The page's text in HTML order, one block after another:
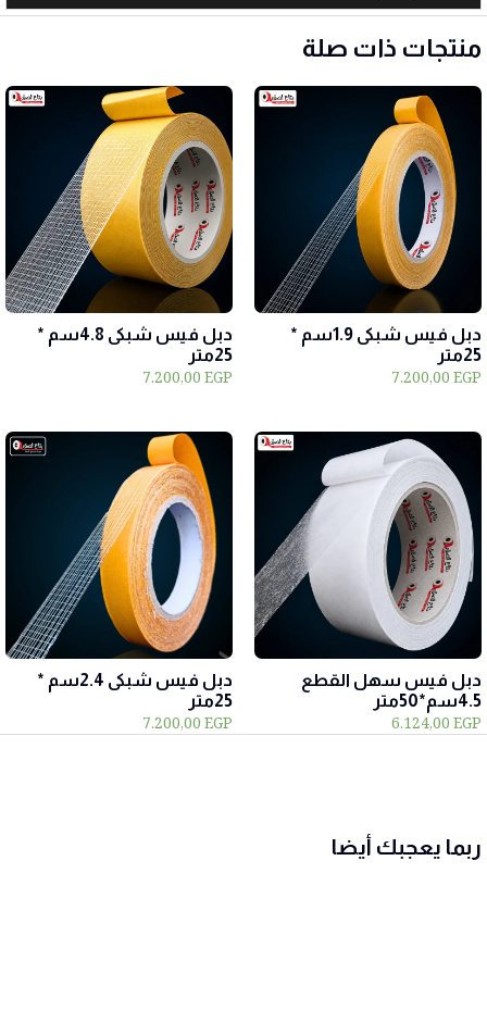
منتجات ذات صلة
دبل فيس شبكى 1.9سم *
25متر
7.200,00EGP
دبل فيس شبكى 4.8سم *
25متر
7.200,00EGP
دبل فيس سهل القطع
4.5سم*50متر
6.124,00EGP
دبل فيس شبكى 2.4سم *
25متر
7.200,00EGP
ربما يعجبك أيضا